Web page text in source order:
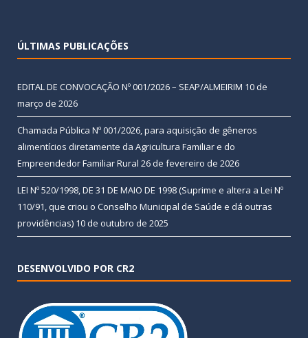
ÚLTIMAS PUBLICAÇÕES
EDITAL DE CONVOCAÇÃO Nº 001/2026 – SEAP/ALMEIRIM 10 de
março de 2026
Chamada Pública Nº 001/2026, para aquisição de gêneros
alimentícios diretamente da Agricultura Familiar e do
Empreendedor Familiar Rural 26 de fevereiro de 2026
LEI Nº 520/1998, DE 31 DE MAIO DE 1998 (Suprime e altera a Lei Nº
110/91, que criou o Conselho Municipal de Saúde e dá outras
providências) 10 de outubro de 2025
DESENVOLVIDO POR CR2